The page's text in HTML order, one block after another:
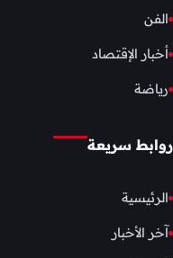
الفن
أخبار الإقتصاد
رياضة
روابط سريعة
الرئيسية
آخر الأخبار